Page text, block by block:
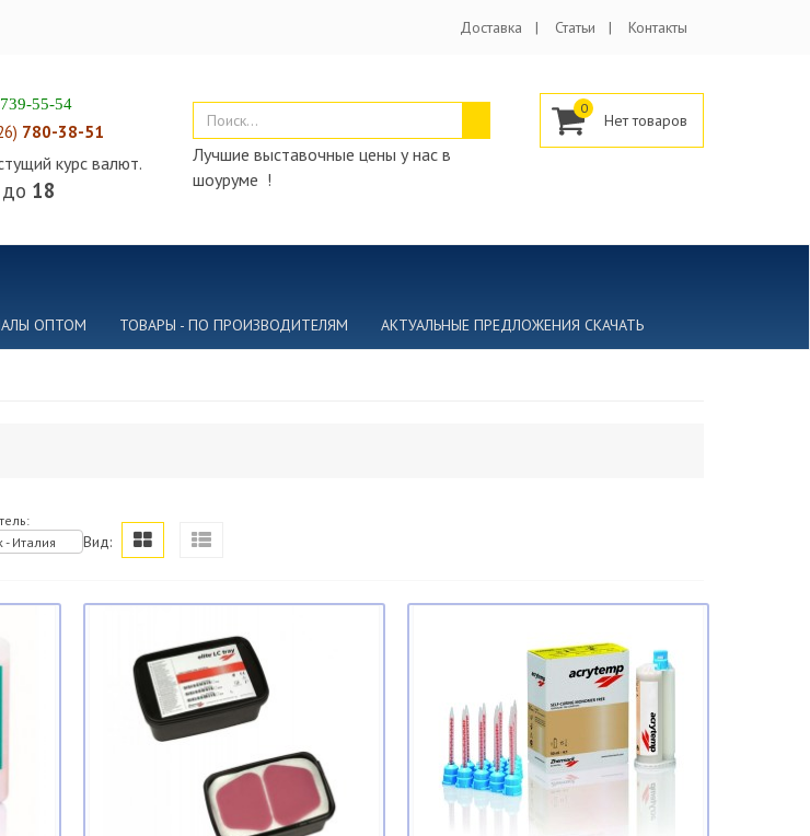
Доставка Статьи Контакты
739-55-54
780-38-51
курс валют.
до 18
Лучшие выставочные цены у нас в
шоуруме !
0
ОПТОМ ТОВАРЫ - ПО ПРОИЗВОДИТЕЛЯМ АКТУАЛЬНЫЕ ПРЕДЛОЖЕНИЯ СКАЧАТЬ
- Италия
Вид: